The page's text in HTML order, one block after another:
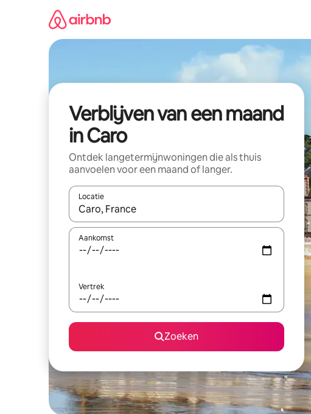
Verblijven van een maand
in Caro
Ontdek langetermijnwoningen die als thuis
aanvoelen voor een maand of langer.
Locatie
Wanneer er resultaten beschikbaar zijn, maak je een
Aankomst
Vertrek
Zoeken